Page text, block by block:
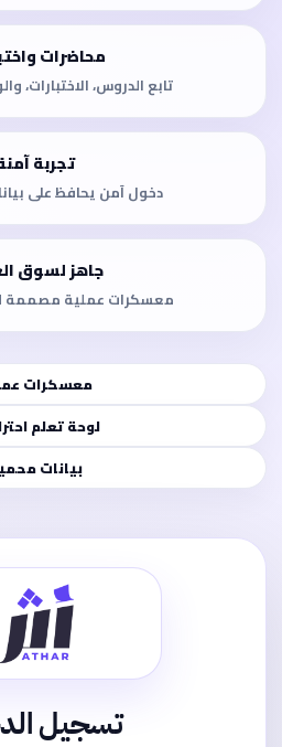
محاضرات
تابع الدروس، الاختبارات،
تجربة
دخول آمن يحافظ على
جاهز لسوق
معسكرات عملية مصممة
معسكرات
لوحة تعلم
بيانات
تسجيل